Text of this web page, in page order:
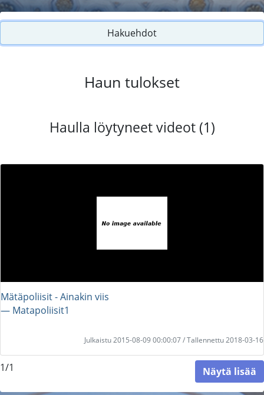
Hakuehdot
Haun tulokset
Haulla löytyneet videot (1)
Mätäpoliisit - Ainakin viis
― Matapoliisit1
Julkaistu 2015-08-09 00:00:07 / Tallennettu 2018-03-16
1/1 Näytä lisää